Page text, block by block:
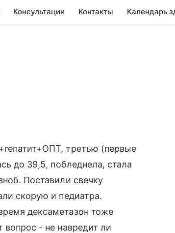
Консультации Контакты Календарь
третью (первые
до 39,5, побледнела, стала
Поставили свечку
скорую и педиатра.
дексаметазон тоже
- не навредит ли